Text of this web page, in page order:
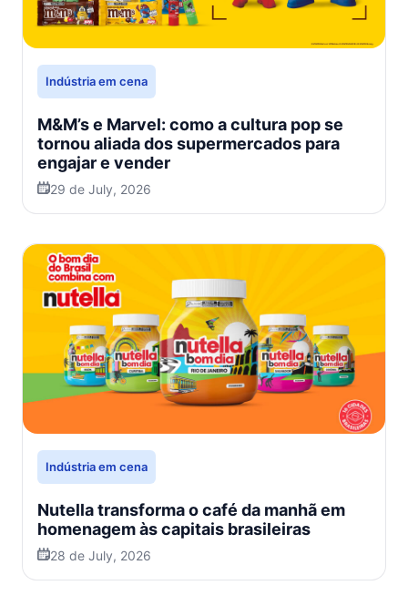
Indústria em cena
M&M’s e Marvel: como a cultura pop se
tornou aliada dos supermercados para
engajar e vender
29 de July, 2026
Indústria em cena
Nutella transforma o café da manhã em
homenagem às capitais brasileiras
28 de July, 2026